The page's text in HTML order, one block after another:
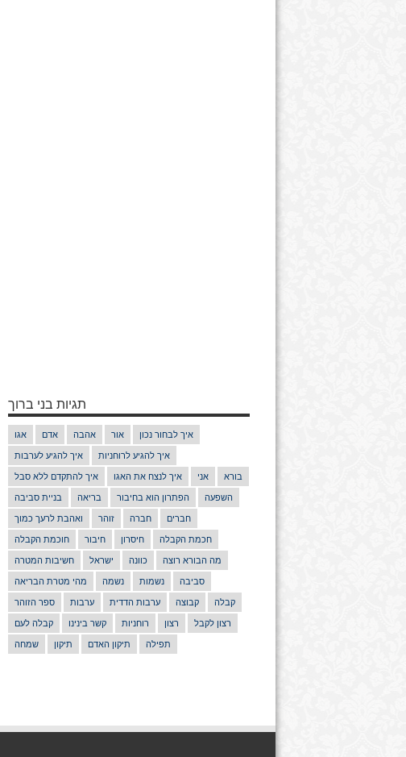
תגיות בני ברוך
אגו אדם אהבה אור איך לבחור נכון
איך להגיע לערבות איך להגיע לרוחניות
איך להתקדם ללא סבל איך לנצח את האגו אני בורא
בניית סביבה בריאה הפתרון הוא בחיבור השפעה
ואהבת לרעך כמוך זוהר חברה חברים
חוכמת הקבלה חיבור חיסרון חכמת הקבלה
חשיבות המטרה ישראל כוונה מה הבורא רוצה
מהי מטרת הבריאה נשמה נשמות סביבה
ספר הזוהר ערבות ערבות הדדית קבוצה קבלה
קבלה לעם קשר בינינו רוחניות רצון רצון לקבל
שמחה תיקון תיקון האדם תפילה